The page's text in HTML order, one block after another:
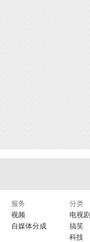
服务
视频
自媒体分成
分类
电视剧
搞笑
科技